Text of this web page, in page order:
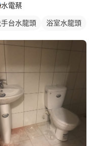
水電蔡
手台水龍頭
浴室水龍頭